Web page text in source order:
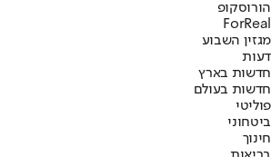
הורוסקופ
ForReal
מגזין השבוע
דעות
חדשות בארץ
חדשות בעולם
פוליטי
ביטחוני
חינוך